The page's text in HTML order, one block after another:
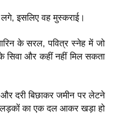
इसलिए वह मुस्कराई।
के सरल, पवित्र स्नेह में जो
सिवा और कहीं नहीं मिल सकता
दरी बिछाकर जमीन पर लेटने
लड़कों का एक दल आकर खड़ा हो